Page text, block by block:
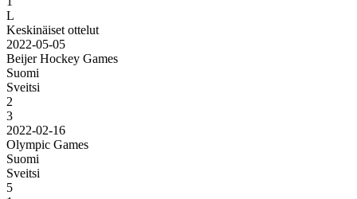
L
Keskinäiset ottelut
2022-05-05
Beijer Hockey Games
Suomi
Sveitsi
2
3
2022-02-16
Olympic Games
Suomi
Sveitsi
5